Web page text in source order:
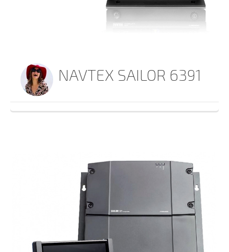
NAVTEX SAILOR 6391